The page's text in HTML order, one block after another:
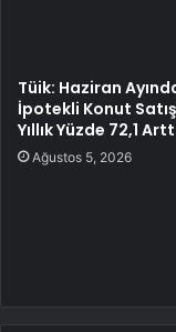
Tüik: Haziran
İpotekli Konut
Yıllık Yüzde 72,1
Ağustos 5, 2026